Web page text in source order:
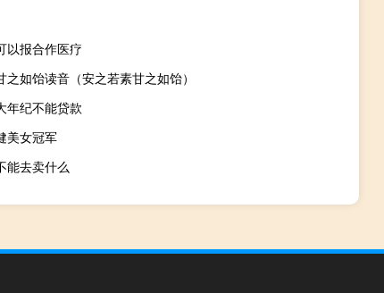
以报合作医疗
之如饴读音（安之若素甘之如饴）
年纪不能贷款
美女冠军
能去卖什么